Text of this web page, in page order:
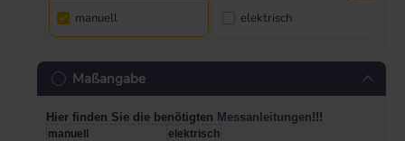
manuell elektrisch
Maßangabe
Hier finden Sie die benötigten Messanleitungen!!!
manuell elektrisch